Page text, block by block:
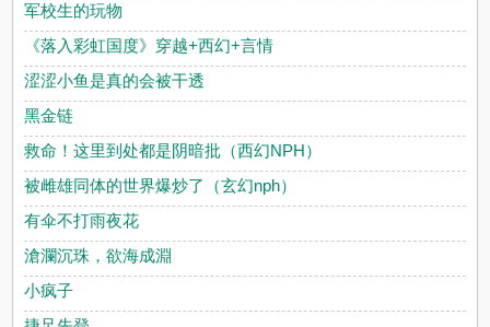
军校生的玩物
《落入彩虹国度》穿越+西幻+言情
涩涩小鱼是真的会被干透
黑金链
救命！这里到处都是阴暗批（西幻NPH）
被雌雄同体的世界爆炒了（玄幻nph）
有伞不打雨夜花
滄瀾沉珠，欲海成淵
小疯子